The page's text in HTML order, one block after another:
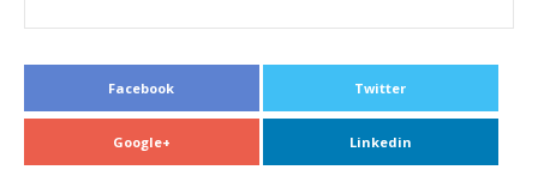
Facebook Twitter
Google+ Linkedin